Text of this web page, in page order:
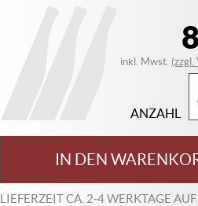
inkl. Mwst. (zzgl.
ANZAHL
IN DEN
LIEFERZEIT CA. 2-4 WERKTAGE